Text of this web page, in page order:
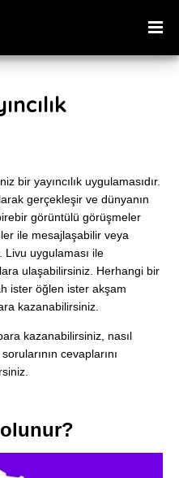
bir yayıncılık uygulamasıdır.
gerçekleşir ve dünyanın
görüntülü görüşmeler
ile mesajlaşabilir veya
uygulaması ile
ulaşabilirsiniz. Herhangi bir
ister öğlen ister akşam
kazanabilirsiniz.
kazanabilirsiniz, nasıl
cevaplarını
olunur?